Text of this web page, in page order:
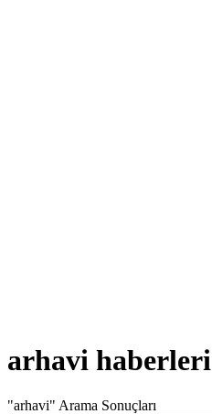
arhavi haberleri
"arhavi" Arama Sonuçları